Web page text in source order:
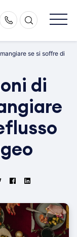
se si soffre di
di